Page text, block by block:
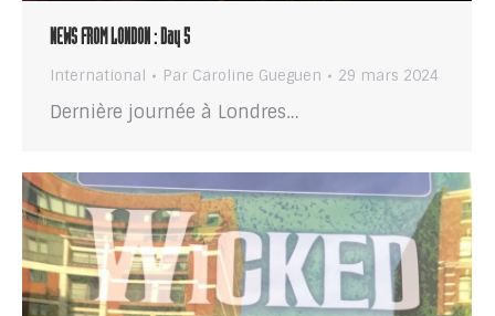
NEWS FROM LONDON : Day 5
International Par Caroline Gueguen 29 mars 2024
Dernière journée à Londres…